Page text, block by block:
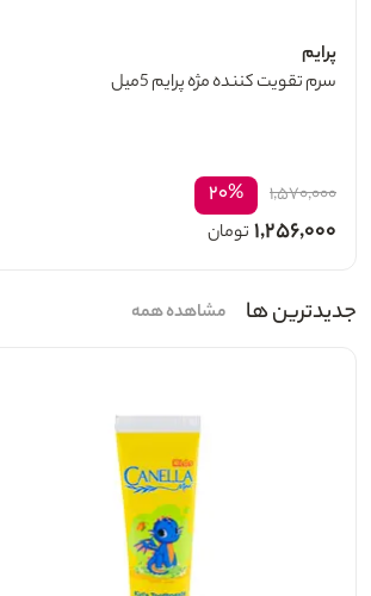
پرایم
سرم تقویت کننده مژه پرایم 5میل
۱,۵۷۰,۰۰۰ ۲۰%
۱,۲۵۶,۰۰۰ تومان
جدیدترین ها مشاهده همه